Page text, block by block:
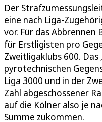
Der
eine nach Liga-
vor. Für das Abbrennen
für Erstligisten pro
Zweitligaklubs 600.
pyrotechnischen
Liga 3000 und in der
Zahl abgeschossener
auf die Kölner also je
Summe zukommen.